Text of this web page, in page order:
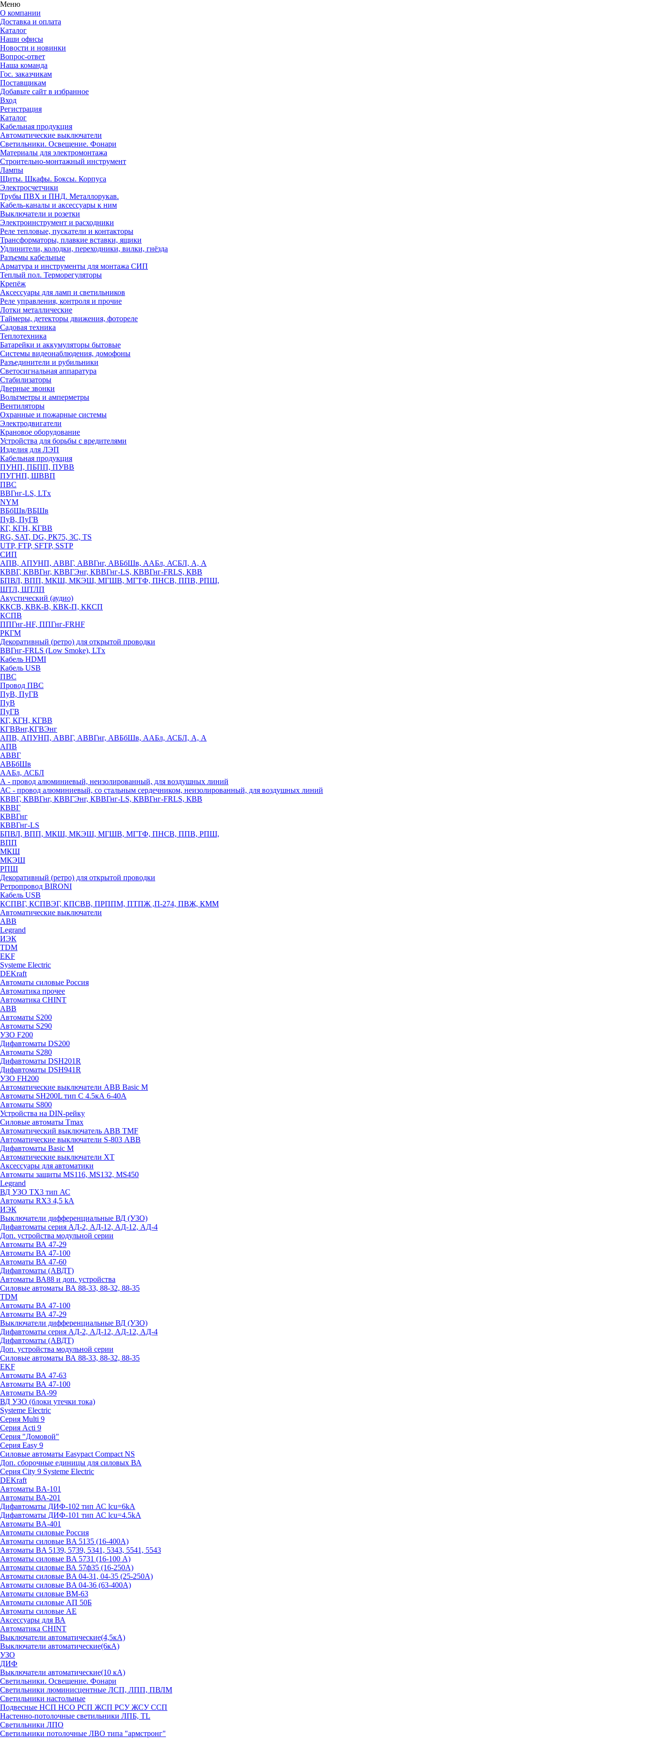
Меню
О компании
Доставка и оплата
Каталог
Наши офисы
Новости и новинки
Вопрос-ответ
Наша команда
Гос. заказчикам
Поставщикам
Добавьте сайт в избранное
Вход
Регистрация
Каталог
Кабельная продукция
Автоматические выключатели
Светильники. Освещение. Фонари
Материалы для электромонтажа
Строительно-монтажный инструмент
Лампы
Щиты. Шкафы. Боксы. Корпуса
Электросчетчики
Трубы ПВХ и ПНД. Металлорукав.
Кабель-каналы и аксессуары к ним
Выключатели и розетки
Электроинструмент и расходники
Реле тепловые, пускатели и контакторы
Трансформаторы, плавкие вставки, ящики
Удлинители, колодки, переходники, вилки, гнёзда
Разъемы кабельные
Арматура и инструменты для монтажа СИП
Теплый пол. Терморегуляторы
Крепёж
Аксессуары для ламп и светильников
Реле управления, контроля и прочие
Лотки металлические
Таймеры, детекторы движения, фотореле
Садовая техника
Теплотехника
Батарейки и аккумуляторы бытовые
Системы видеонаблюдения, домофоны
Разъединители и рубильники
Светосигнальная аппаратура
Стабилизаторы
Дверные звонки
Вольтметры и амперметры
Вентиляторы
Охранные и пожарные системы
Электродвигатели
Крановое оборудование
Устройства для борьбы с вредителями
Изделия для ЛЭП
Кабельная продукция
ПУНП, ПБПП, ПУВВ
ПУГНП, ШВВП
ПВС
ВВГнг-LS, LTx
NYM
ВБбШв/ВБШв
ПуВ, ПуГВ
КГ, КГН, КГВВ
RG, SAT, DG, РК75, 3С, TS
UTP, FTP, SFTP, SSTP
СИП
АПВ, АПУНП, АВВГ, АВВГнг, АВБбШв, ААБл, АСБЛ, А, А
КВВГ, КВВГнг, КВВГЭнг, КВВГнг-LS, КВВГнг-FRLS, КВВ
БПВЛ, ВПП, МКШ, МКЭШ, МГШВ, МГТФ, ПНСВ, ППВ, РПШ,
ШТЛ, ШТЛП
Акустический (аудио)
ККСВ, КВК-В, КВК-П, ККСП
КСПВ
ППГнг-HF, ППГнг-FRHF
РКГМ
Декоративный (ретро) для открытой проводки
ВВГнг-FRLS (Low Smoke), LTx
Кабель HDMI
Кабель USB
ПВС
Провод ПВС
ПуВ, ПуГВ
ПуВ
ПуГВ
КГ, КГН, КГВВ
КГВВнг,КГВЭнг
АПВ, АПУНП, АВВГ, АВВГнг, АВБбШв, ААБл, АСБЛ, А, А
АПВ
АВВГ
АВБбШв
ААБл, АСБЛ
А - провод алюминиевый, неизолированный, для воздушных линий
АС - провод алюминиевый, со стальным сердечником, неизолированный, для воздушных линий
КВВГ, КВВГнг, КВВГЭнг, КВВГнг-LS, КВВГнг-FRLS, КВВ
КВВГ
КВВГнг
КВВГнг-LS
БПВЛ, ВПП, МКШ, МКЭШ, МГШВ, МГТФ, ПНСВ, ППВ, РПШ,
ВПП
МКШ
МКЭШ
РПШ
Декоративный (ретро) для открытой проводки
Ретропровод BIRONI
Кабель USB
КСПВГ, КСПВЭГ, КПСВВ, ПРППМ, ПТПЖ ,П-274, ПВЖ, КММ
Автоматические выключатели
ABB
Legrand
ИЭК
TDM
EKF
Systeme Electric
DEKraft
Автоматы силовые Россия
Автоматика прочее
Автоматика CHINT
ABB
Автоматы S200
Автоматы S290
УЗО F200
Дифавтоматы DS200
Автоматы S280
Дифавтоматы DSH201R
Дифавтоматы DSH941R
УЗО FH200
Автоматические выключатели ABB Basic M
Автоматы SH200L тип С 4.5кА 6-40А
Автоматы S800
Устройства на DIN-рейку
Силовые автоматы Tmax
Автоматический выключатель ABB TMF
Автоматические выключатели S-803 АВВ
Дифавтоматы Basic M
Автоматические выключатели XT
Аксессуары для автоматики
Автоматы защиты MS116, MS132, MS450
Legrand
ВД УЗО TX3 тип АС
Автоматы RX3 4,5 kA
ИЭК
Выключатели дифференциальные ВД (УЗО)
Дифавтоматы серия АД-2, АД-12, АД-12, АД-4
Доп. устройства модульной серии
Автоматы ВА 47-29
Автоматы ВА 47-100
Автоматы ВА 47-60
Дифавтоматы (АВДТ)
Автоматы ВА88 и доп. устройства
Силовые автоматы ВА 88-33, 88-32, 88-35
TDM
Автоматы ВА 47-100
Автоматы ВА 47-29
Выключатели дифференциальные ВД (УЗО)
Дифавтоматы серия АД-2, АД-12, АД-12, АД-4
Дифавтоматы (АВДТ)
Доп. устройства модульной серии
Силовые автоматы ВА 88-33, 88-32, 88-35
EKF
Автоматы ВА 47-63
Автоматы ВА 47-100
Автоматы ВА-99
ВД УЗО (блоки утечки тока)
Systeme Electric
Серия Multi 9
Серия Acti 9
Серия "Домовой"
Серия Easy 9
Силовые автоматы Easypact Compact NS
Доп. сборочные единицы для силовых ВА
Серия City 9 Systeme Electric
DEKraft
Автоматы BA-101
Автоматы ВА-201
Дифавтоматы ДИФ-102 тип АС lcu=6kA
Дифавтоматы ДИФ-101 тип АС lcu=4.5kA
Автоматы BA-401
Автоматы силовые Россия
Автоматы силовые BA 5135 (16-400А)
Автоматы BA 5139, 5739, 5341, 5343, 5541, 5543
Автоматы силовые BA 5731 (16-100 А)
Автоматы силовые ВА 57ф35 (16-250А)
Автоматы силовые BA 04-31, 04-35 (25-250А)
Автоматы силовые BA 04-36 (63-400А)
Автоматы силовые ВМ-63
Автоматы силовые АП 50Б
Автоматы силовые АЕ
Аксессуары для ВА
Автоматика CHINT
Выключатели автоматические(4,5кА)
Выключатели автоматические(6кА)
УЗО
ДИФ
Выключатели автоматические(10 кА)
Светильники. Освещение. Фонари
Светильники люминисцентные ЛСП, ЛПП, ПВЛМ
Светильники настольные
Подвесные НСП НСО РСП ЖСП РСУ ЖСУ ССП
Настенно-потолочные светильники ЛПБ, TL
Светильники ЛПО
Светильники потолочные ЛВО типа "армстронг"